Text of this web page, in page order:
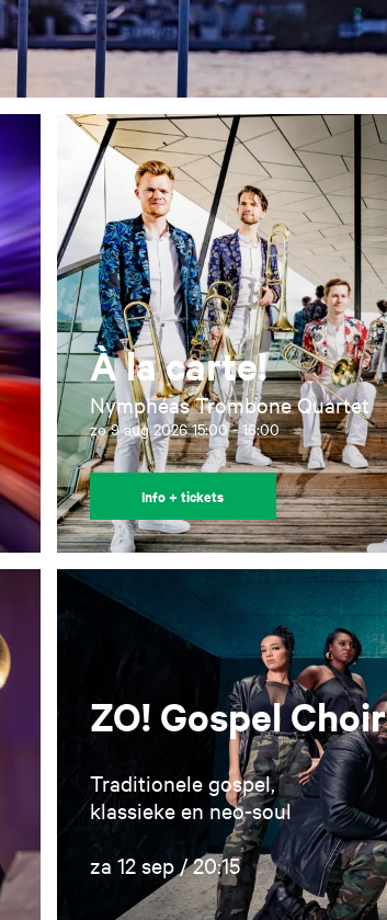
À la carte!
Nymphéas Trombone Quartet
zo 9 aug 202615:00 - 16:00
Info + tickets
ZO! Gospel Choir
Traditionele gospel,
klassieke en neo-soul
za 12 sep / 20:15